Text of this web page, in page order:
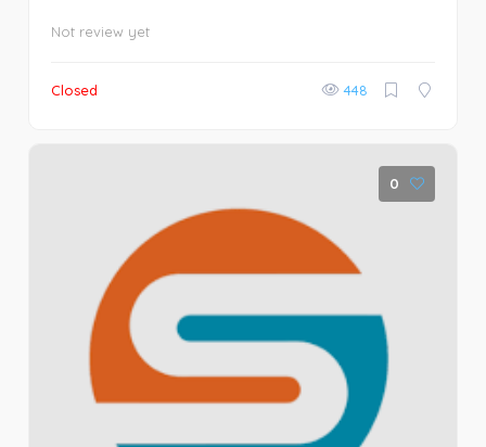
Not review yet
Closed 448
0